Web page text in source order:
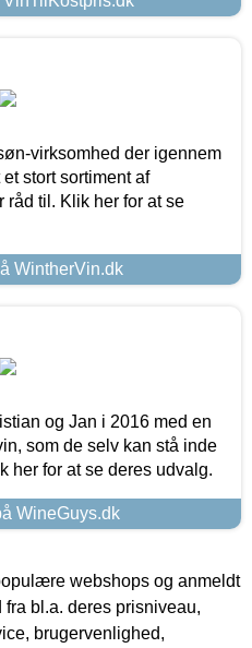
virksomhed der igennem
stort sortiment af
råd til. Klik her for at se
WintherVin.dk
og Jan i 2016 med en
som de selv kan stå inde
her for at se deres udvalg.
WineGuys.dk
webshops og anmeldt
bl.a. deres prisniveau,
brugervenlighed,